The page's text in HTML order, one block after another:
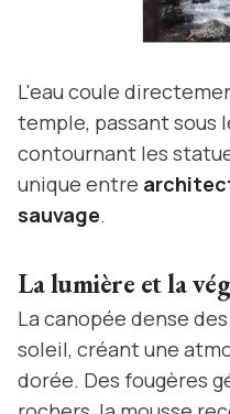
L'eau coule
temple, passant sous
contournant les
unique entre
sauvage.
La lumière et la
La canopée dense
soleil, créant une
dorée. Des fougères